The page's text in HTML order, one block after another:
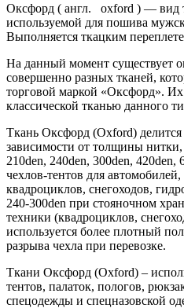
Оксфорд ( англ. oxford ) — вид
используемой для пошива
Выполняется ткацким
На данный момент существует
совершенно разных тканей,
торговой маркой «Оксфорд». Их
классической тканью данного
Ткань Оксфорд (Oxford) делится
зависимости от толщины
210den, 240den, 300den, 420den,
чехлов-тентов для
квадроциклов, снегоходов,
240-300den при стояночном
техники (квадроциклов,
используется более плотный
разрыва чехла при перевозке.
Ткани Оксфорд (Oxford) –
тентов, палаток, пологов,
спецодежды и спецназовской